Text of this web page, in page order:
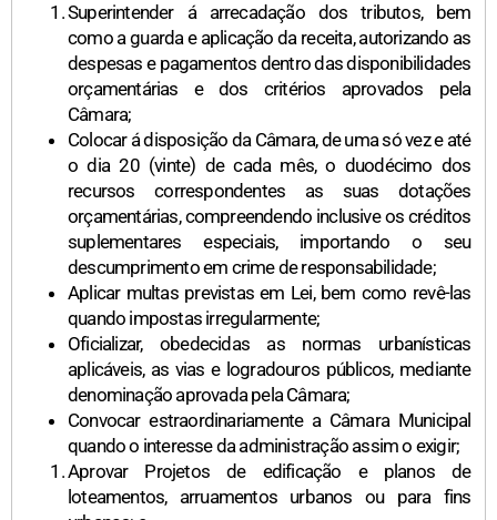
Superintender á arrecadação dos tributos, bem
como a guarda e aplicação da receita, autorizando as
despesas e pagamentos dentro das disponibilidades
orçamentárias e dos critérios aprovados pela
Câmara;
Colocar á disposição da Câmara, de uma só vez e até
o dia 20 (vinte) de cada mês, o duodécimo dos
recursos correspondentes as suas dotações
orçamentárias, compreendendo inclusive os créditos
suplementares especiais, importando o seu
descumprimento em crime de responsabilidade;
Aplicar multas previstas em Lei, bem como revê-las
quando impostas irregularmente;
Oficializar, obedecidas as normas urbanísticas
aplicáveis, as vias e logradouros públicos, mediante
denominação aprovada pela Câmara;
Convocar estraordinariamente a Câmara Municipal
quando o interesse da administração assim o exigir;
Aprovar Projetos de edificação e planos de
loteamentos, arruamentos urbanos ou para fins